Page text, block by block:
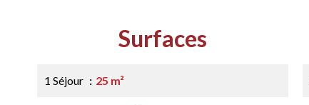
Surfaces
1 Séjour 25 m²